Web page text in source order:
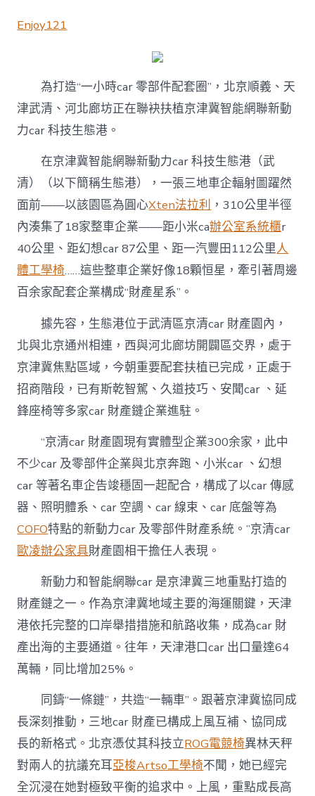
Enjoy121
為打造“一小時car 零部件配套圈”，北京順義、天
津武清、河北廊坊正在聯袂扶植京津冀智能網聯新動
力car 科技生態港。
在京津冀智能網聯新動力car 科技生態港（武
清）（以下簡稱生態港），一張三地車企輻射圖躍然
面前——以該園區為圓心Xten法拉利 ，310公里半徑
內湊集了18家整車企業——距小米ca辦公室系統櫃r
40公里、距幻想car 87公里、距一汽豐田112公里人
體工學椅……這些整車企業好像18顆恒星，牽引著周邊
百余家配套企業構成“財產星系”。
據先容，生態港位于武清區京清car 財產園內，
北與北京通州相連，西與河北廊坊開闢區交界，處于
京津冀焦點區域，今朝重要配套扶植已完成，正處于
招商階段，已有斯乾智駕、久道技巧、安聞car 、延
鋒座椅等多家car 財產鏈企業進駐。
“京清car 財產園現有實體型企業300余家，此中
不少car 及零部件企業與北京奔跑、小米car 、幻想
car 等著名車企告竣穩固一起配合，構成了以car 傳感
器、照明體系、car 空調、car 線束、car 底盤等為
COFO特點的新動力car 及零部件財產系統。”京清car
歐凌辦公家具財產園相干擔任人表現。
新動力和智能網聯car 是京津冀三地重點打造的
財產鏈之一。作為京津冀地域主要的海運關鍵，天津
港依托完整的口岸舉措措施和航路收集，成為car 財
產出海的主要通道。往年，天津港口car 出口量達64
萬輛，同比增加25%。
同鑄“一條鏈”，共造“一輛車”。跟著京津冀協同成
長深刻推動，三地car 財產已構成上風互補、協同成
長的新格式。北京憑仗其科技立ROG電競椅異林天秤
對兩人的抗議充耳亞梭Artso工學椅不聞，她已經完
全沉浸在她對極致平衡的追求中。上風，重點成長高